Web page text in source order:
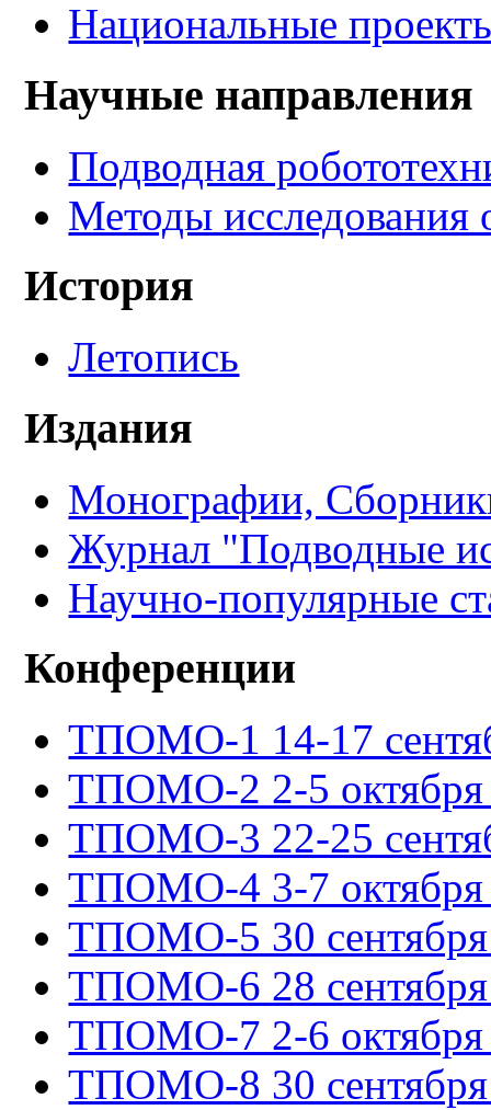
Национальные
Научные направления
Подводная
Методы исследования
История
Летопись
Издания
Монографии,
Журнал "Подводные
Научно-популярные
Конференции
ТПОМО-1 14-17
ТПОМО-2 2-5 октября
ТПОМО-3 22-25
ТПОМО-4 3-7 октября
ТПОМО-5 30 сентября
ТПОМО-6 28 сентября
ТПОМО-7 2-6 октября
ТПОМО-8 30 сентября